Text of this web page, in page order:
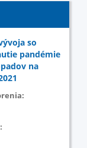
so
pandémie
na